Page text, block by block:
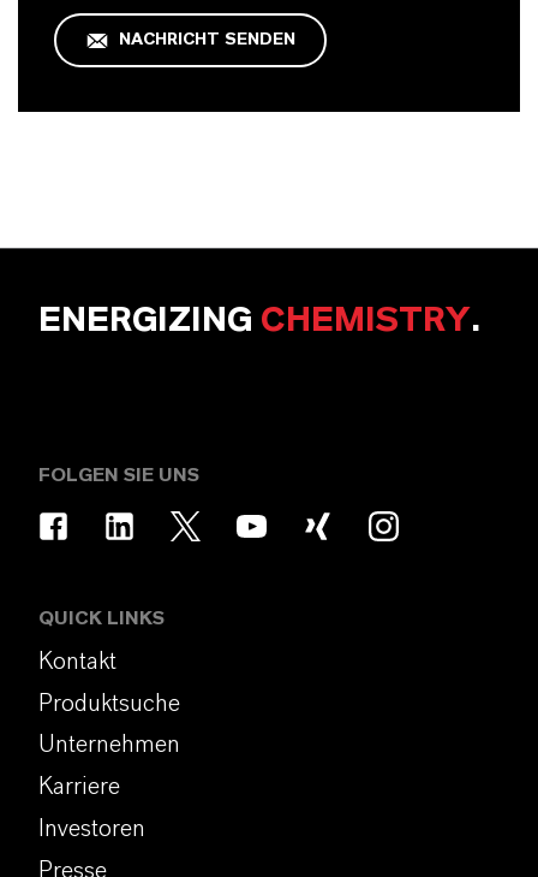
NACHRICHT SENDEN
ENERGIZING CHEMISTRY.
FOLGEN SIE UNS
QUICK LINKS
Kontakt
Produktsuche
Unternehmen
Karriere
Investoren
Presse